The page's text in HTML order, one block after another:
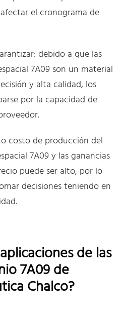
el cronograma de
debido a que las
7A09 son un material
y alta calidad, los
por la capacidad de
costo de producción del
7A09 y las ganancias
puede ser alto, por lo
decisiones teniendo en
de las
7A09 de
Chalco?